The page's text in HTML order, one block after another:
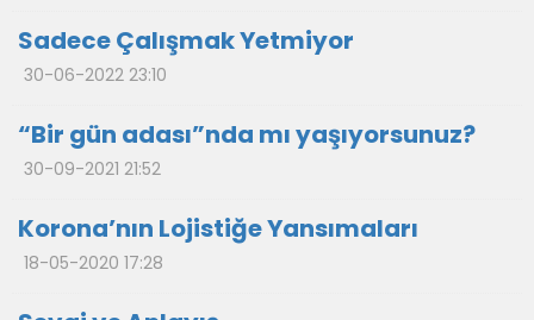
Sadece Çalışmak Yetmiyor
30-06-2022 23:10
“Bir gün adası”nda mı yaşıyorsunuz?
30-09-2021 21:52
Korona’nın Lojistiğe Yansımaları
18-05-2020 17:28